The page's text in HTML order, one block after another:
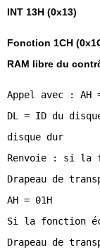
INT 13H (0x13)
Fonction 1CH
RAM libre du
Appel avec : AH
DL = ID du
disque dur
Renvoie : si la
Drapeau de
AH = 01H
Si la fonction
Drapeau de